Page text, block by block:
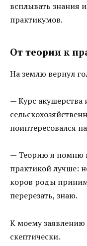
всплывать знания
практикумов.
От теории к
На землю вернул
— Курс акушерства
поинтересовался
— Теорию я помню
практикой лучше:
коров роды
перерезать, знаю.
К моему заявлению
скептически.